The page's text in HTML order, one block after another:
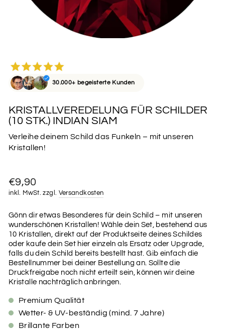
30.000+ begeisterte Kunden
KRISTALLVEREDELUNG FÜR SCHILDER
(10 STK.) INDIAN SIAM
Verleihe deinem Schild das Funkeln – mit unseren
Kristallen!
Normaler
Preis
€9,90
inkl. MwSt. zzgl. Versandkosten
Gönn dir etwas Besonderes für dein Schild – mit unseren
wunderschönen Kristallen! Wähle dein Set, bestehend aus
10 Kristallen, direkt auf der Produktseite deines Schildes
oder kaufe dein Set hier einzeln als Ersatz oder Upgrade,
falls du dein Schild bereits bestellt hast. Gib einfach die
Bestellnummer bei deiner Bestellung an. Sollte die
Druckfreigabe noch nicht erteilt sein, können wir deine
Kristalle nachträglich anbringen.
Premium Qualität
Wetter- & UV-beständig (mind. 7 Jahre)
Brillante Farben